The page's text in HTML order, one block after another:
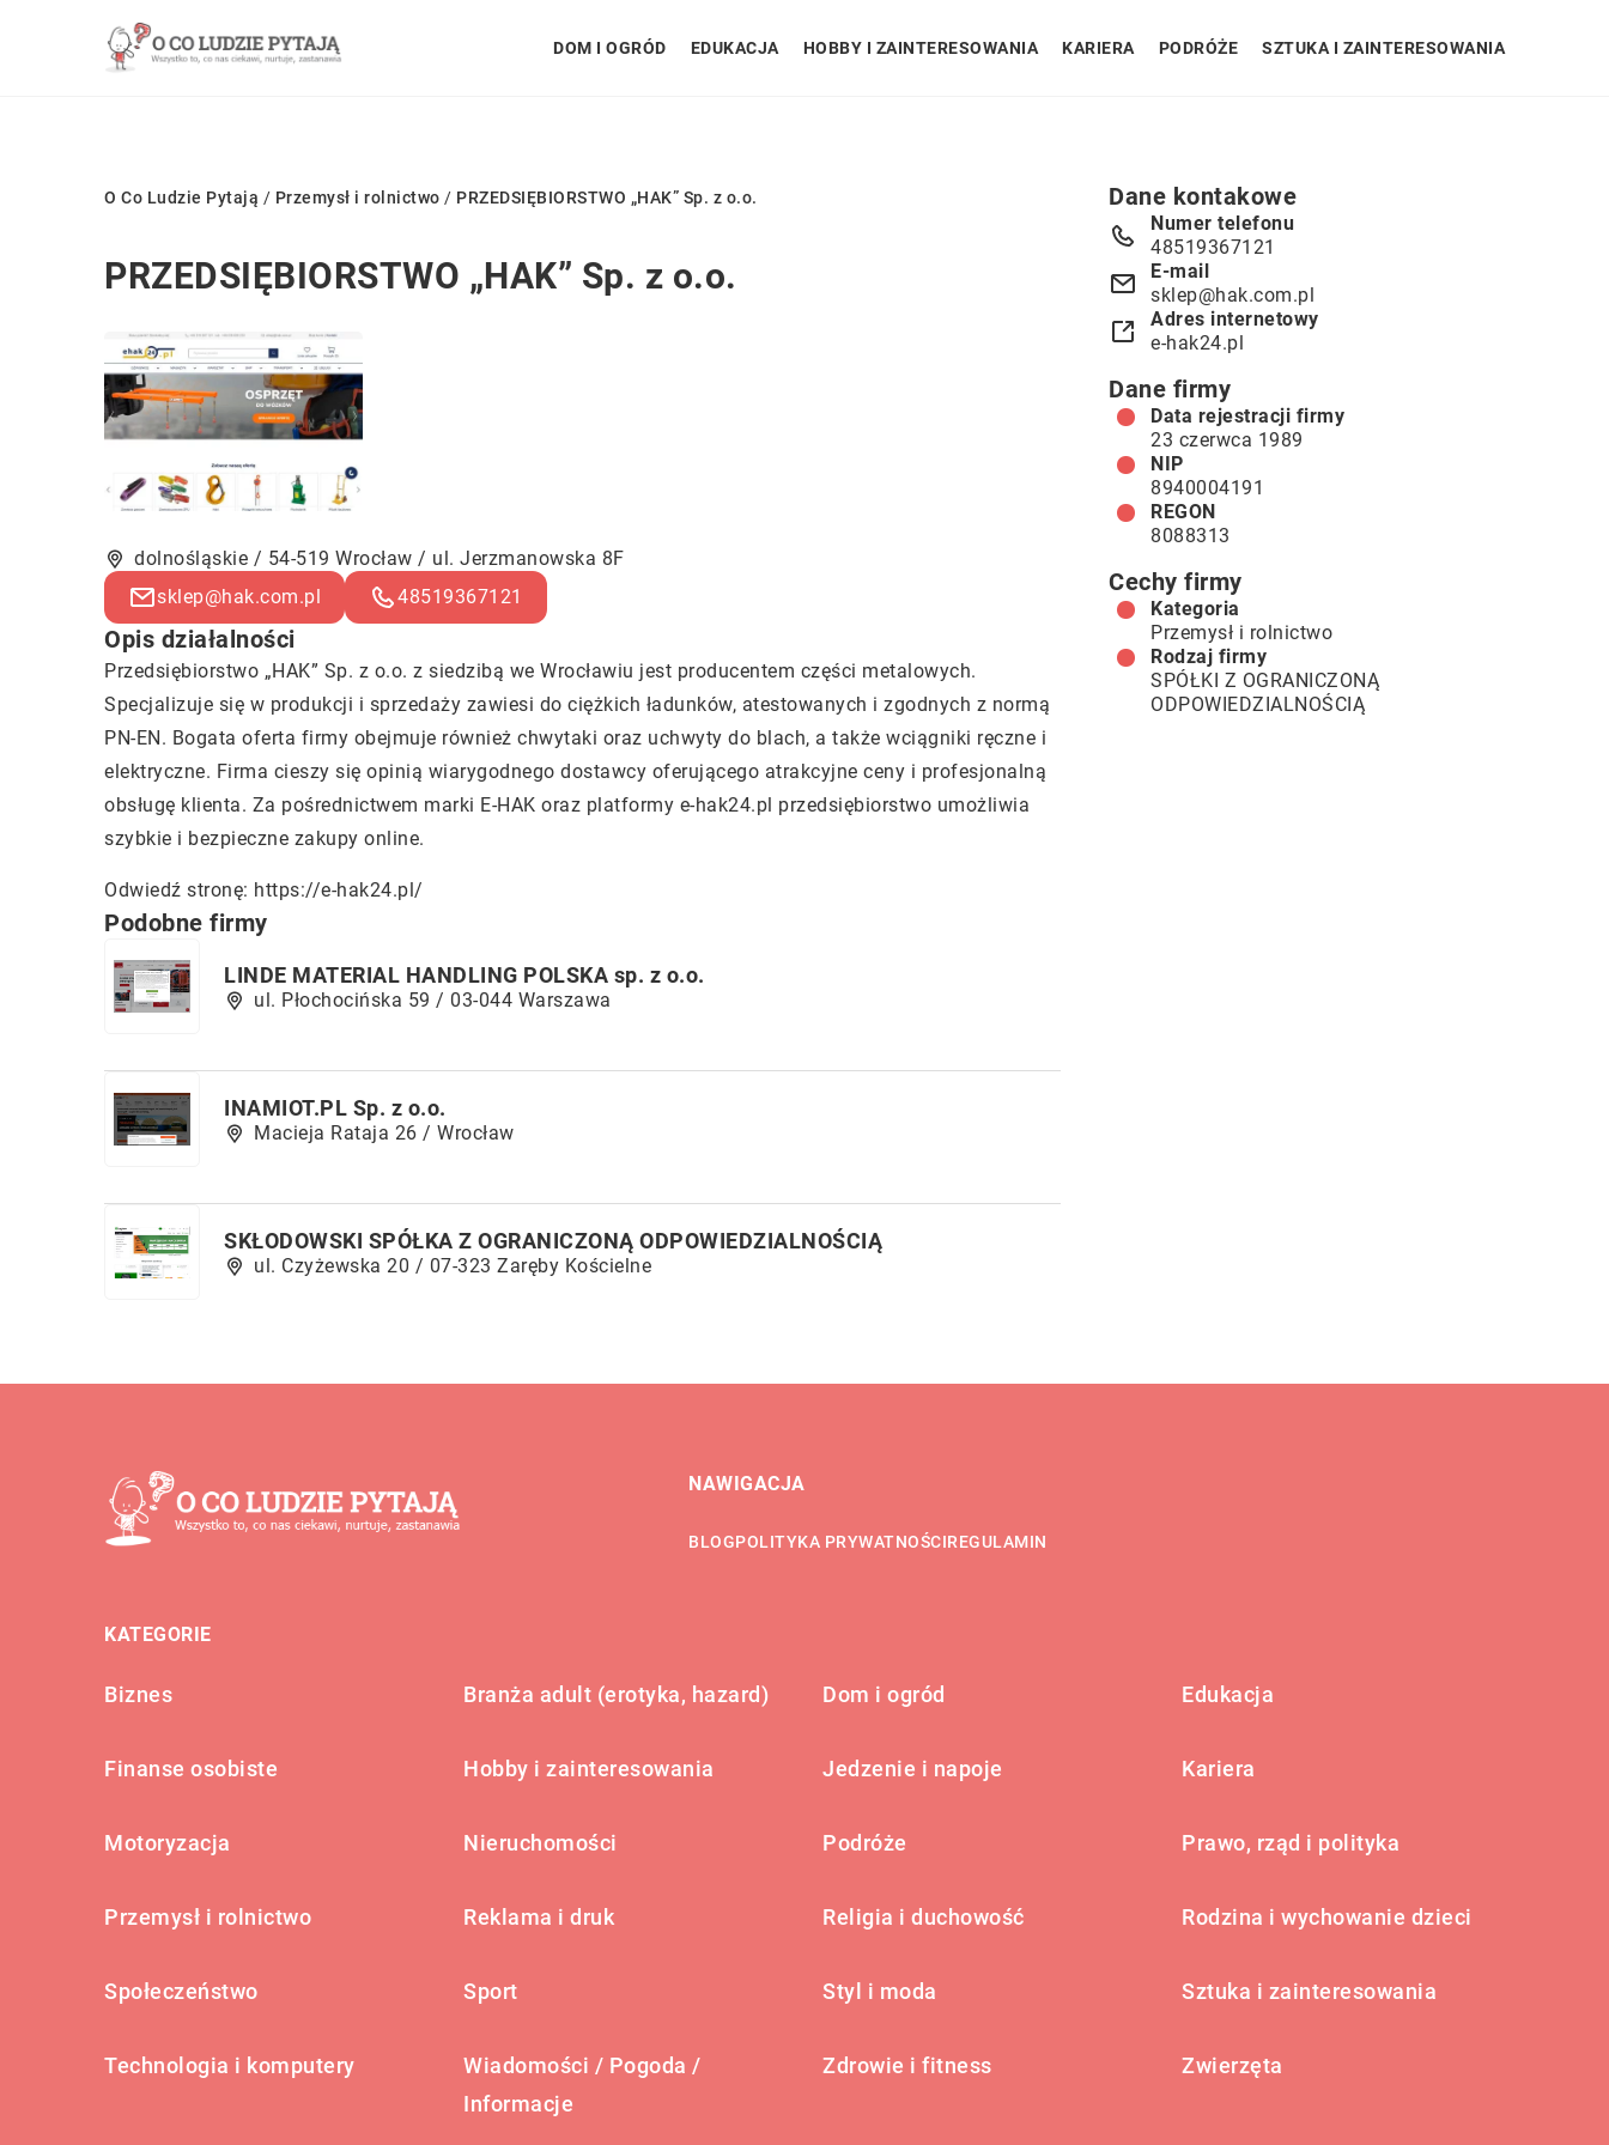
DOM I OGRÓD EDUKACJA HOBBY I ZAINTERESOWANIA KARIERA PODRÓŻE SZTUKA I ZAINTERESOWANIA
O Co Ludzie Pytają / Przemysł i rolnictwo / PRZEDSIĘBIORSTWO „HAK” Sp. z o.o.
PRZEDSIĘBIORSTWO „HAK” Sp. z o.o.
dolnośląskie / 54-519 Wrocław / ul. Jerzmanowska 8F
sklep@hak.com.pl
48519367121
Opis działalności
Przedsiębiorstwo „HAK” Sp. z o.o. z siedzibą we Wrocławiu jest producentem części metalowych.
Specjalizuje się w produkcji i sprzedaży zawiesi do ciężkich ładunków, atestowanych i zgodnych z normą
PN-EN. Bogata oferta firmy obejmuje również chwytaki oraz uchwyty do blach, a także wciągniki ręczne i
elektryczne. Firma cieszy się opinią wiarygodnego dostawcy oferującego atrakcyjne ceny i profesjonalną
obsługę klienta. Za pośrednictwem marki E-HAK oraz platformy e-hak24.pl przedsiębiorstwo umożliwia
szybkie i bezpieczne zakupy online.
Odwiedź stronę: https://e-hak24.pl/
Podobne firmy
LINDE MATERIAL HANDLING POLSKA sp. z o.o.
ul. Płochocińska 59 / 03-044 Warszawa
INAMIOT.PL Sp. z o.o.
Macieja Rataja 26 / Wrocław
SKŁODOWSKI SPÓŁKA Z OGRANICZONĄ ODPOWIEDZIALNOŚCIĄ
ul. Czyżewska 20 / 07-323 Zaręby Kościelne
Dane kontakowe
Numer telefonu
48519367121
E-mail
sklep@hak.com.pl
Adres internetowy
e-hak24.pl
Dane firmy
Data rejestracji firmy
23 czerwca 1989
NIP
8940004191
REGON
8088313
Cechy firmy
Kategoria
Przemysł i rolnictwo
Rodzaj firmy
SPÓŁKI Z OGRANICZONĄ
ODPOWIEDZIALNOŚCIĄ
NAWIGACJA
BLOGPOLITYKA PRYWATNOŚCIREGULAMIN
KATEGORIE
Biznes Branża adult (erotyka, hazard) Dom i ogród Edukacja
Finanse osobiste Hobby i zainteresowania Jedzenie i napoje Kariera
Motoryzacja Nieruchomości Podróże Prawo, rząd i polityka
Przemysł i rolnictwo Reklama i druk Religia i duchowość Rodzina i wychowanie dzieci
Społeczeństwo Sport Styl i moda Sztuka i zainteresowania
Technologia i komputery
Wiadomości / Pogoda /
Informacje
Zdrowie i fitness Zwierzęta